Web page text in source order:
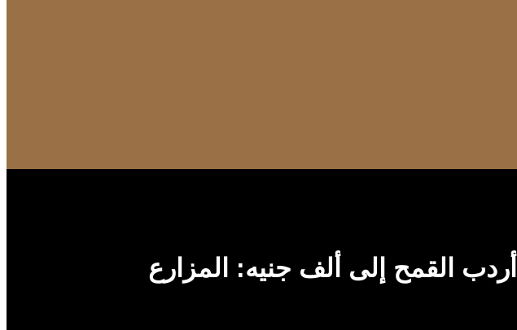
القمح إلى ألف جنيه: المزارع